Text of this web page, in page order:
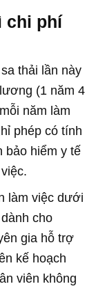
chi phí
thải lần này
(1 năm 4
năm làm
phép có tính
bảo hiểm y tế
làm việc dưới
cho
gia hỗ trợ
kế hoạch
viên không